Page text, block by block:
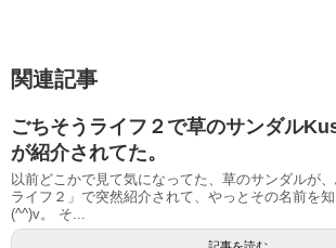
関連記事
ごちそうライフ２で草のサンダル
が紹介されてた。
以前どこかで見て気になってた、草のサンダルが
ライフ２」で突然紹介されて、やっとその名前を
(^^)v。 そ...